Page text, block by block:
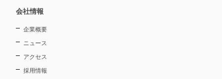
会社情報
企業概要
ニュース
アクセス
採用情報